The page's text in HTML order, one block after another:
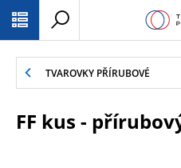
TVAROVKY PŘÍRUBOVÉ
FF kus -